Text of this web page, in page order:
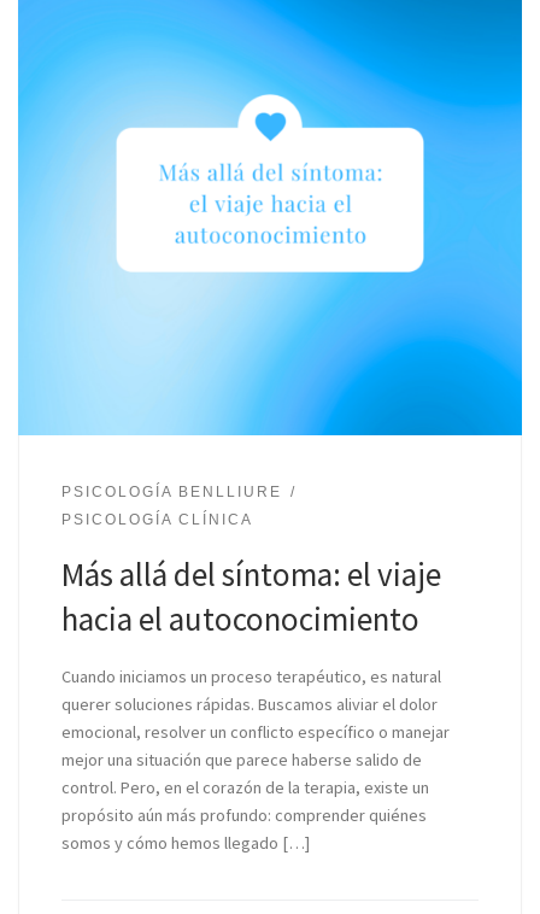
PSICOLOGÍA BENLLIURE
PSICOLOGÍA CLÍNICA
Más allá del síntoma: el viaje
hacia el autoconocimiento
Cuando iniciamos un proceso terapéutico, es natural
querer soluciones rápidas. Buscamos aliviar el dolor
emocional, resolver un conflicto específico o manejar
mejor una situación que parece haberse salido de
control. Pero, en el corazón de la terapia, existe un
propósito aún más profundo: comprender quiénes
somos y cómo hemos llegado […]